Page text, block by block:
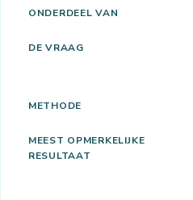
ONDERDEEL VAN
DE VRAAG
METHODE
MEEST OPMERKELIJKE
RESULTAAT